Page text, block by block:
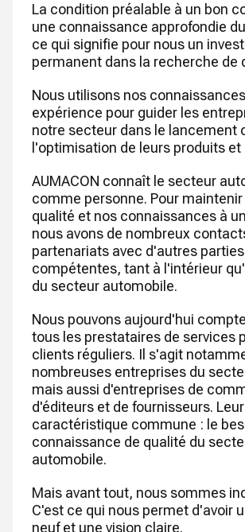
La condition préalable à un bon
une connaissance approfondie
ce qui signifie pour nous un
permanent dans la recherche de
Nous utilisons nos
expérience pour guider les
notre secteur dans le lancement
l'optimisation de leurs produits et
AUMACON connaît le secteur
comme personne. Pour
qualité et nos connaissances à
nous avons de nombreux
partenariats avec d'autres parties
compétentes, tant à l'intérieur
du secteur automobile.
Nous pouvons aujourd'hui
tous les prestataires de services
clients réguliers. Il s'agit
nombreuses entreprises du
mais aussi d'entreprises de
d'éditeurs et de fournisseurs. Leur
caractéristique commune : le
connaissance de qualité du
automobile.
Mais avant tout, nous sommes
C'est ce qui nous permet d'avoir
neuf et une vision claire.